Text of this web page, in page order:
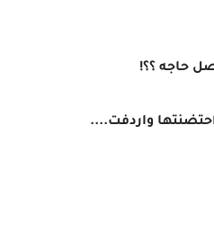
حاجه ؟؟!
واردفت....